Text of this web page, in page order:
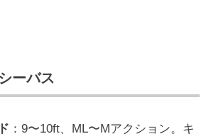
ーバス
：9〜10ft、ML〜Mアクション。キ